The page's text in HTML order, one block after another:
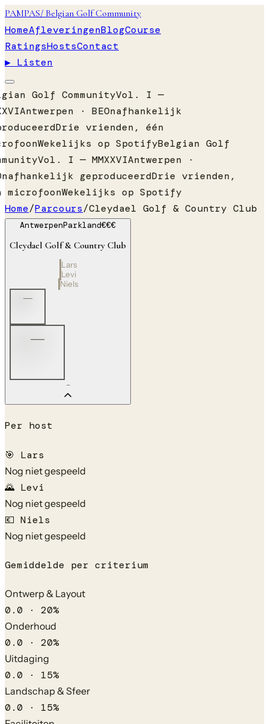
PAMPAS/ Belgian Golf Community
HomeAfleveringenBlogCourse
RatingsHostsContact
▶ Listen
Golf CommunityVol. I —
Antwerpen · BEOnafhankelijk
Drie vrienden, één
Wekelijks op SpotifyBelgian Golf
Vol. I — MMXXVIAntwerpen ·
geproduceerdDrie vrienden,
microfoonWekelijks op Spotify
Home/Parcours/Cleydael Golf & Country Club
AntwerpenParkland€€€
Cleydael Golf & Country Club
Lars
Levi
Niels
—
—
—
Per host
🎯 Lars
Nog niet gespeeld
🌄 Levi
Nog niet gespeeld
💶 Niels
Nog niet gespeeld
Gemiddelde per criterium
Ontwerp & Layout
0.0 · 20%
Onderhoud
0.0 · 20%
Uitdaging
0.0 · 15%
Landschap & Sfeer
0.0 · 15%